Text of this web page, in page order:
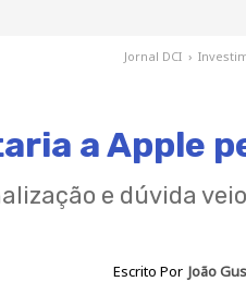
Jornal DCI ›
a Apple
e dúvida
Escrito Por João